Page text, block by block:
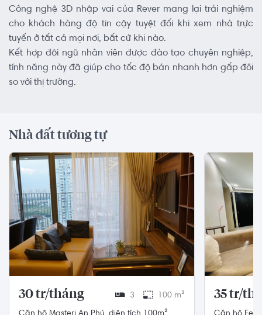
Công nghệ 3D nhập vai của Rever mang lại trải nghiệm
cho khách hàng độ tin cậy tuyệt đối khi xem nhà trực
tuyến ở tất cả mọi nơi, bất cứ khi nào.
Kết hợp đội ngũ nhân viên được đào tạo chuyên nghiệp,
tính năng này đã giúp cho tốc độ bán nhanh hơn gấp đôi
so với thị trường.
Nhà đất tương tự
30 tr/tháng 3 100 m² 35 tr/